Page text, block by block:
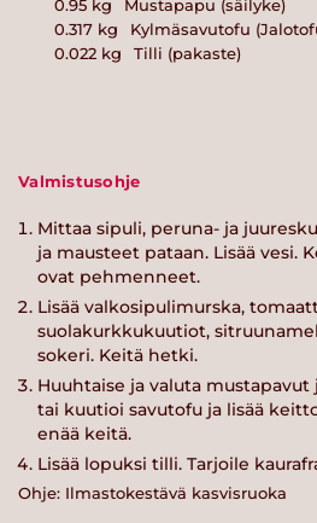
0.95 kg
Mustapapu (säilyke)
0.317 kg
Kylmäsavutofu
0.022 kg Tilli (pakaste)
Valmistusohje
Mittaa sipuli, peruna- ja
ja mausteet pataan. Lisää vesi.
ovat pehmenneet.
Lisää valkosipulimurska,
suolakurkkukuutiot,
sokeri. Keitä hetki.
Huuhtaise ja valuta mustapavut
tai kuutioi savutofu ja lisää
enää keitä.
Lisää lopuksi tilli. Tarjoile
Ohje: Ilmastokestävä kasvisruoka